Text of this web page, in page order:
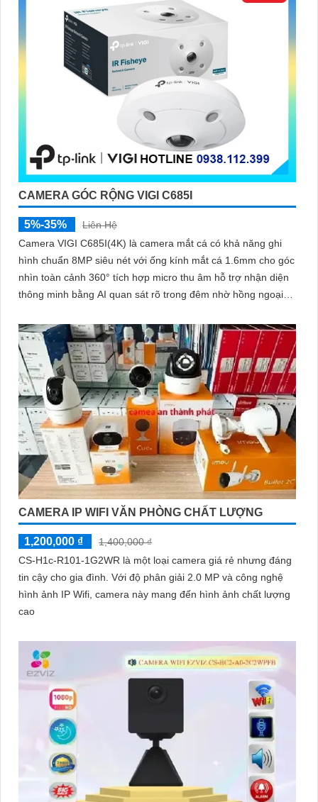
CAMERA GÓC RỘNG VIGI C685I
5%-35%
Liên Hệ
Camera VIGI C685I(4K) là camera mắt cá có khả năng ghi
hình chuẩn 8MP siêu nét với ống kính mắt cá 1.6mm cho góc
nhìn toàn cảnh 360° tích hợp micro thu âm hỗ trợ nhận diện
thông minh bằng AI quan sát rõ trong đêm nhờ hồng ngoại
nguồn qua PoE hoặc DC 12V
CAMERA IP WIFI VĂN PHÒNG CHẤT LƯỢNG
1,200,000 ₫
1,400,000 ₫
CS-H1c-R101-1G2WR là một loại camera giá rẻ nhưng đáng
tin cậy cho gia đình. Với độ phân giải 2.0 MP và công nghệ
hình ảnh IP Wifi, camera này mang đến hình ảnh chất lượng
cao